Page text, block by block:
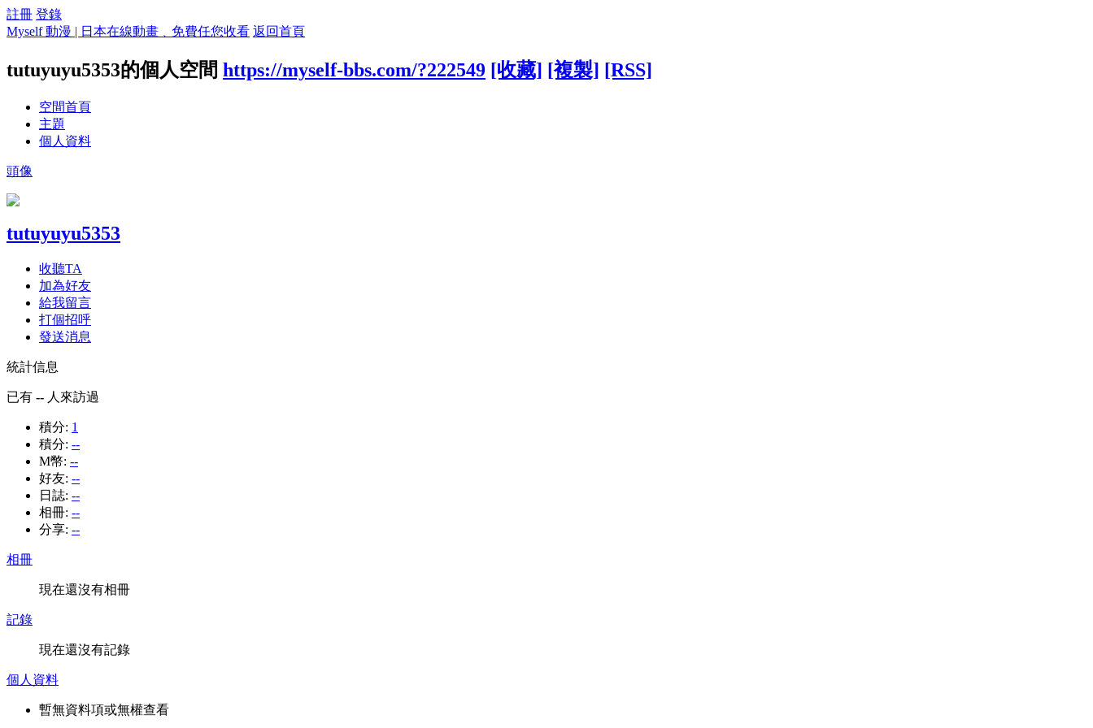
註冊 登錄
Myself 動漫 | 日本在線動畫﹑免費任您收看 返回首頁
tutuyuyu5353的個人空間 https://myself-bbs.com/?222549 [收藏] [複製] [RSS]
空間首頁
主題
個人資料
頭像
tutuyuyu5353
收聽TA
加為好友
給我留言
打個招呼
發送消息
統計信息
已有 -- 人來訪過
積分: 1
積分: --
M幣: --
好友: --
日誌: --
相冊: --
分享: --
相冊
現在還沒有相冊
記錄
現在還沒有記錄
個人資料
暫無資料項或無權查看